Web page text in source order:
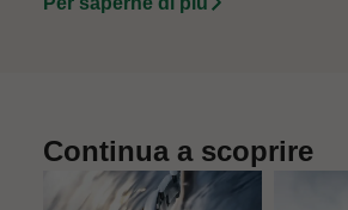
Continua a scoprire